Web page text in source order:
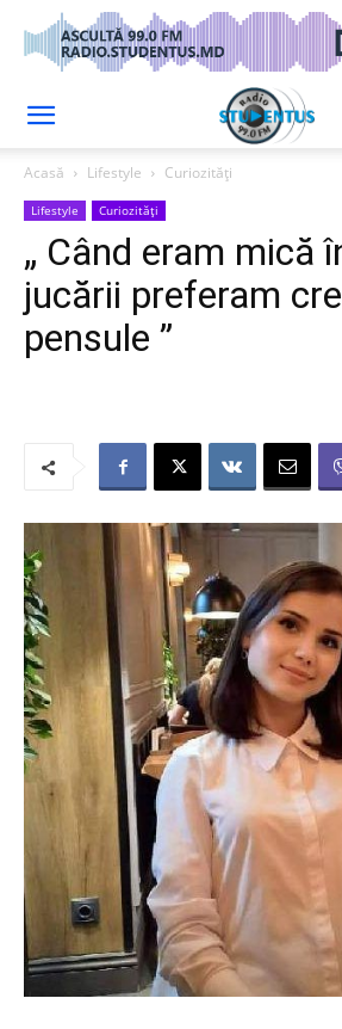
Acasă Lifestyle Curiozități
Lifestyle Curiozități
„ Când eram mică
jucării preferam
pensule ”